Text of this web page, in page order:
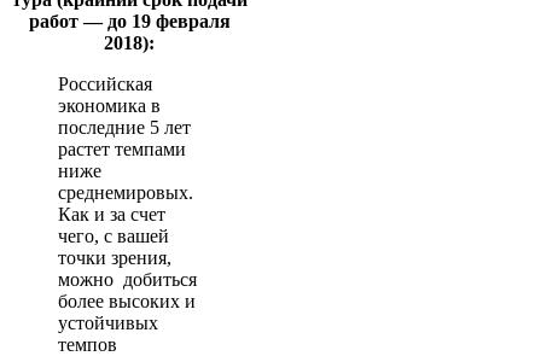
работ — до 19 февраля
2018):
Российская
экономика в
последние 5 лет
растет темпами
ниже
среднемировых.
Как и за счет
чего, с вашей
точки зрения,
можно добиться
более высоких и
устойчивых
темпов